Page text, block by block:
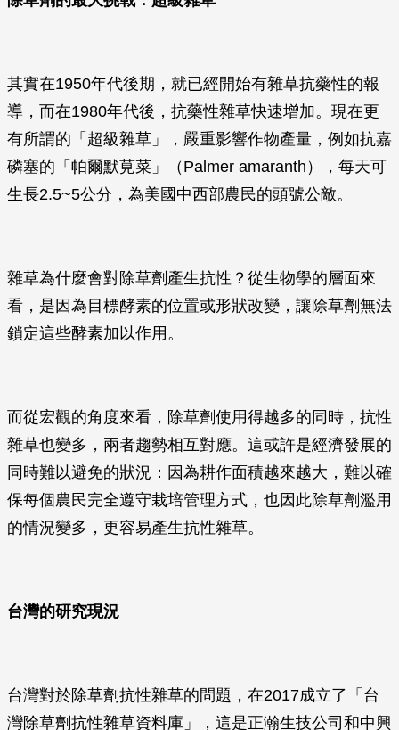
其實在1950年代後期，就已經開始有雜草抗藥性的報
導，而在1980年代後，抗藥性雜草快速增加。現在更
有所謂的「超級雜草」，嚴重影響作物產量，例如抗嘉
磷塞的「帕爾默莧菜」（Palmer amaranth），每天可
生長2.5~5公分，為美國中西部農民的頭號公敵。
雜草為什麼會對除草劑產生抗性？從生物學的層面來
看，是因為目標酵素的位置或形狀改變，讓除草劑無法
鎖定這些酵素加以作用。
而從宏觀的角度來看，除草劑使用得越多的同時，抗性
雜草也變多，兩者趨勢相互對應。這或許是經濟發展的
同時難以避免的狀況：因為耕作面積越來越大，難以確
保每個農民完全遵守栽培管理方式，也因此除草劑濫用
的情況變多，更容易產生抗性雜草。
台灣的研究現況
台灣對於除草劑抗性雜草的問題，在2017成立了「台
灣除草劑抗性雜草資料庫」，這是正瀚生技公司和中興